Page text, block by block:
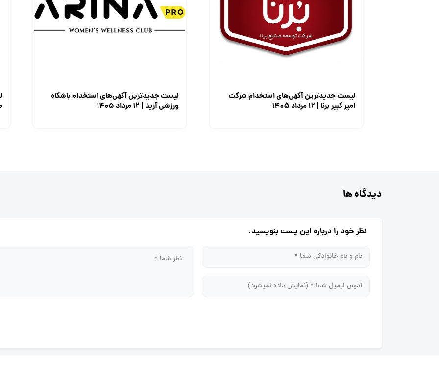
لیست جدیدترین آگهی‌های استخدام شرکت
امیر کبیر برنا | ۱۲ مرداد ۱۴۰۵
لیست جدیدترین آگهی‌های استخدام باشگاه
ورزشی آرینا | ۱۲ مرداد ۱۴۰۵
دیدگاه ها
نظر خود را درباره این پست بنویسید.